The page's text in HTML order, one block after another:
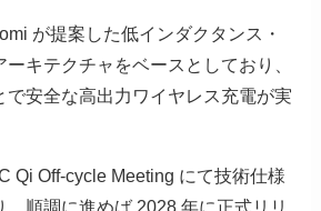
が提案した低インダクタンス・
キテクチャをベースとしており、
で安全な高出力ワイヤレス充電が実
Qi Off-cycle Meeting にて技術仕様
、順調に進めば 2028 年に正式リリ